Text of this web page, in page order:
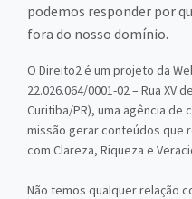
podemos responder por
fora do nosso domínio.
O Direito2 é um projeto da
22.026.064/0001-02 – Rua XV
Curitiba/PR), uma agência
missão gerar conteúdos que
com Clareza, Riqueza e
Não temos qualquer relação